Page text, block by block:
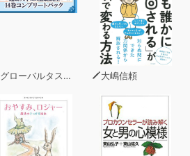
グローバルタスクフォース(著) 大嶋信頼